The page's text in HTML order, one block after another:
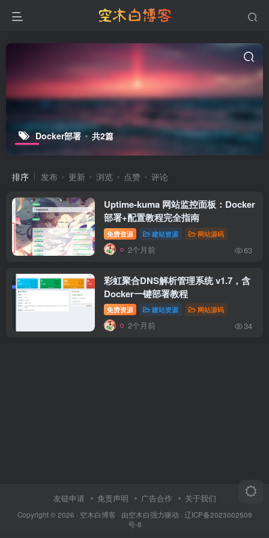
Docker部署 共2篇
排序 发布 更新 浏览 点赞 评论
Uptime-kuma 网站监控面板：Docker
部署+配置教程完全指南
免费资源 建站资源 网站源码
2个月前 63
彩虹聚合DNS解析管理系统 v1.7，含
Docker一键部署教程
免费资源 建站资源 网站源码
2个月前 34
友链申请 免责声明 广告合作 关于我们
Copyright © 2026 · 空木白博客 · 由空木白强力驱动 · 辽ICP备2023002509
号-8